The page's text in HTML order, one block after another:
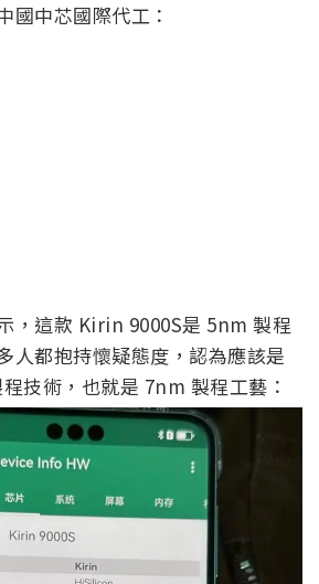
國中芯國際代工：
，這款 Kirin 9000S是 5nm 製程
人都抱持懷疑態度，認為應該是
技術，也就是 7nm 製程工藝：